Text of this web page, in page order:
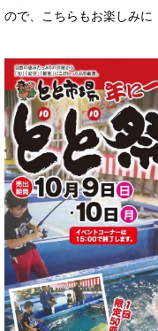
ので、こちらもお楽しみに